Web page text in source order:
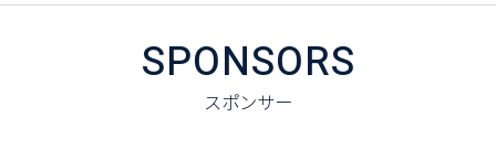
SPONSORS
スポンサー